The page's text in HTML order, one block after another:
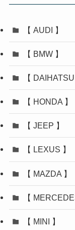
【 AUDI 】
【 BMW 】
【 DAIHATSU
【 HONDA 】
【 JEEP 】
【 LEXUS 】
【 MAZDA 】
【
【 MINI 】